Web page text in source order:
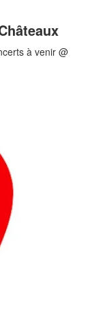
à venir @